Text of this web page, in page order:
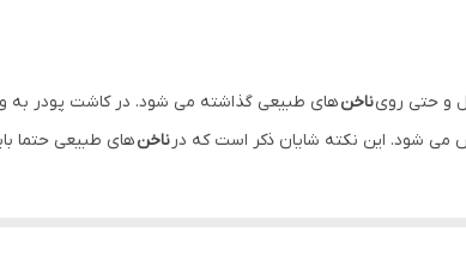
و حتی رویناخنهای طبیعی گذاشته می شود. در کاشت پودر به
می شود. این نکته شایان ذکر است که درناخنهای طبیعی حتما